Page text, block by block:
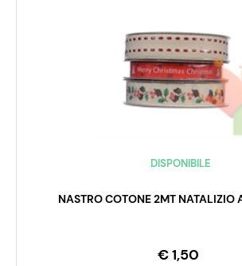
DISPONIBILE
NASTRO COTONE 2MT NATALIZIO
€ 1,50